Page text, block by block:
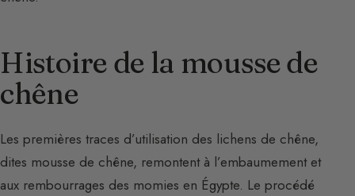
Histoire de la mousse de
chêne
Les premières traces d’utilisation des lichens de chêne,
dites mousse de chêne, remontent à l’embaumement et
aux rembourrages des momies en Égypte. Le procédé